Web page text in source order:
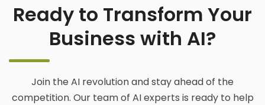
Ready to Transform Your
Business with AI?
Join the AI revolution and stay ahead of the
competition. Our team of AI experts is ready to help